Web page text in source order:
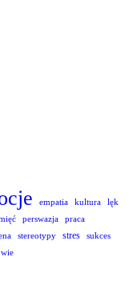
empatia kultura
lęk
perswazja
praca
stereotypy stres sukces